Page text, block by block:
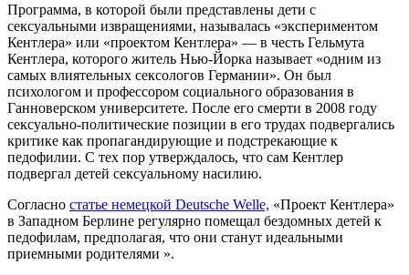
Программа, в которой были представлены дети с
сексуальными извращениями, называлась «экспериментом
Кентлера» или «проектом Кентлера» — в честь Гельмута
Кентлера, которого житель Нью-Йорка называет «одним из
самых влиятельных сексологов Германии». Он был
психологом и профессором социального образования в
Ганноверском университете. После его смерти в 2008 году
сексуально-политические позиции в его трудах подвергались
критике как пропагандирующие и подстрекающие к
педофилии. С тех пор утверждалось, что сам Кентлер
подвергал детей сексуальному насилию.
Согласно статье немецкой Deutsche Welle, «Проект Кентлера»
в Западном Берлине регулярно помещал бездомных детей к
педофилам, предполагая, что они станут идеальными
приемными родителями ».